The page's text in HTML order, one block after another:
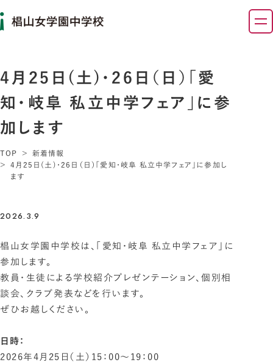
4月25日(土)・26日（日）「愛
知・岐阜 私立中学フェア」に参
加します
TOP
新着情報
4月25日(土)・26日（日）「愛知・岐阜 私立中学フェア」に参加し
ます
2026.3.9
椙山女学園中学校は、「愛知・岐阜 私立中学フェア」に
参加します。
教員・生徒による学校紹介プレゼンテーション、個別相
談会、クラブ発表などを行います。
ぜひお越しください。
日時：
2026年4月25日（土）15：00～19：00